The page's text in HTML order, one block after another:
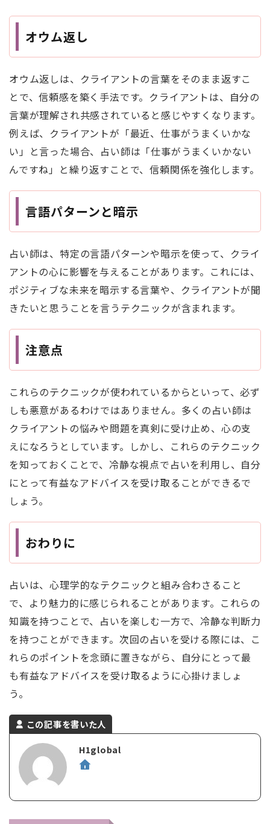
オウム返し
オウム返しは、クライアントの言葉をそのまま返すこ
とで、信頼感を築く手法です。クライアントは、自分の
言葉が理解され共感されていると感じやすくなります。
例えば、クライアントが「最近、仕事がうまくいかな
い」と言った場合、占い師は「仕事がうまくいかない
んですね」と繰り返すことで、信頼関係を強化します。
言語パターンと暗示
占い師は、特定の言語パターンや暗示を使って、クライ
アントの心に影響を与えることがあります。これには、
ポジティブな未来を暗示する言葉や、クライアントが聞
きたいと思うことを言うテクニックが含まれます。
注意点
これらのテクニックが使われているからといって、必ず
しも悪意があるわけではありません。多くの占い師は
クライアントの悩みや問題を真剣に受け止め、心の支
えになろうとしています。しかし、これらのテクニック
を知っておくことで、冷静な視点で占いを利用し、自分
にとって有益なアドバイスを受け取ることができるで
しょう。
おわりに
占いは、心理学的なテクニックと組み合わさること
で、より魅力的に感じられることがあります。これらの
知識を持つことで、占いを楽しむ一方で、冷静な判断力
を持つことができます。次回の占いを受ける際には、こ
れらのポイントを念頭に置きながら、自分にとって最
も有益なアドバイスを受け取るように心掛けましょ
う。
この記事を書いた人
H1global